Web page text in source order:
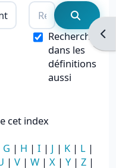
à l’aide de cet
Rechercher
Rechercher
dans les
définitions
aussi
cet index
G | H | I | J | K | L |
| V | W | X | Y| Z |